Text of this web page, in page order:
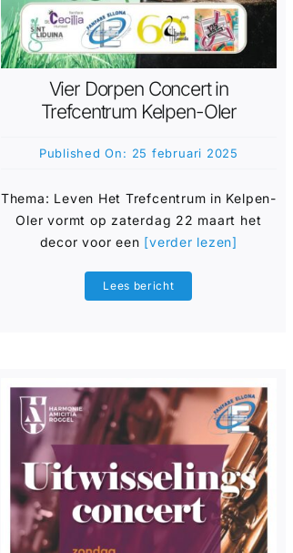
Vier Dorpen Concert in
Trefcentrum Kelpen-Oler
Published On: 25 februari 2025
Thema: Leven Het Trefcentrum in Kelpen-
Oler vormt op zaterdag 22 maart het
decor voor een [verder lezen]
Lees bericht